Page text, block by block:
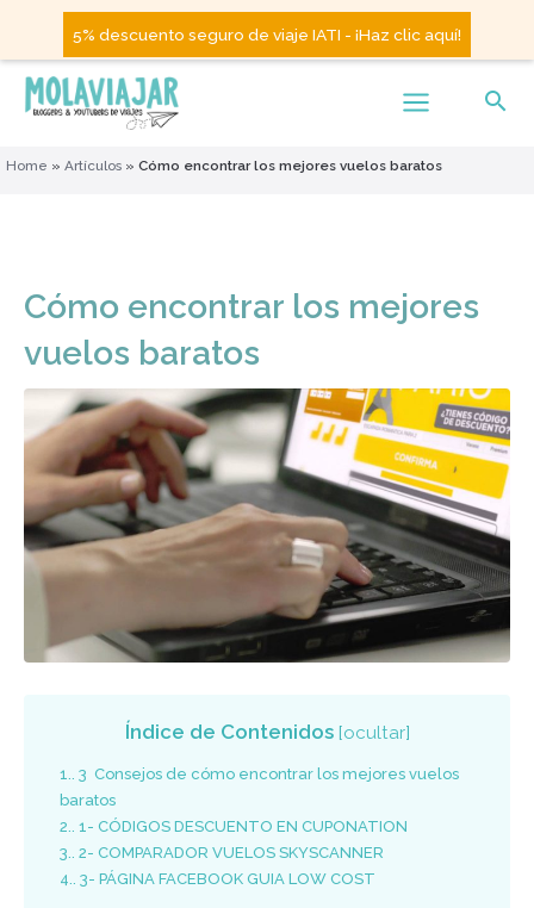
5% descuento seguro de viaje IATI - ¡Haz clic aquí!
Home » Artículos » Cómo encontrar los mejores vuelos baratos
Cómo encontrar los mejores
vuelos baratos
Índice de Contenidos [ocultar]
1.
3 Consejos de cómo encontrar los mejores vuelos
baratos
2.
1- CÓDIGOS DESCUENTO EN CUPONATION
3.
2- COMPARADOR VUELOS SKYSCANNER
4.
3- PÁGINA FACEBOOK GUIA LOW COST